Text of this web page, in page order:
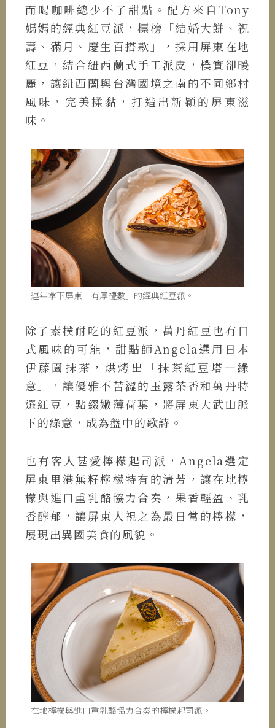
而喝咖啡總少不了甜點。配方來自Tony
媽媽的經典紅豆派，標榜「結婚大餅、祝
壽、滿月、慶生百搭款」，採用屏東在地
紅豆，結合紐西蘭式手工派皮，樸實卻暖
麗，讓紐西蘭與台灣國境之南的不同鄉村
風味，完美揉黏，打造出新穎的屏東滋
味。
連年拿下屏東「有厚禮數」的經典紅豆派。
除了素樸耐吃的紅豆派，萬丹紅豆也有日
式風味的可能，甜點師Angela選用日本
伊藤園抹茶，烘烤出「抹茶紅豆塔—綠
意」，讓優雅不苦澀的玉露茶香和萬丹特
選紅豆，點綴嫩薄荷葉，將屏東大武山脈
下的綠意，成為盤中的歌詩。
也有客人甚愛檸檬起司派，Angela選定
屏東里港無籽檸檬特有的清芳，讓在地檸
檬與進口重乳酪協力合奏，果香輕盈、乳
香醇郁，讓屏東人視之為最日常的檸檬，
展現出異國美食的風貌。
在地檸檬與進口重乳酪協力合奏的檸檬起司派。